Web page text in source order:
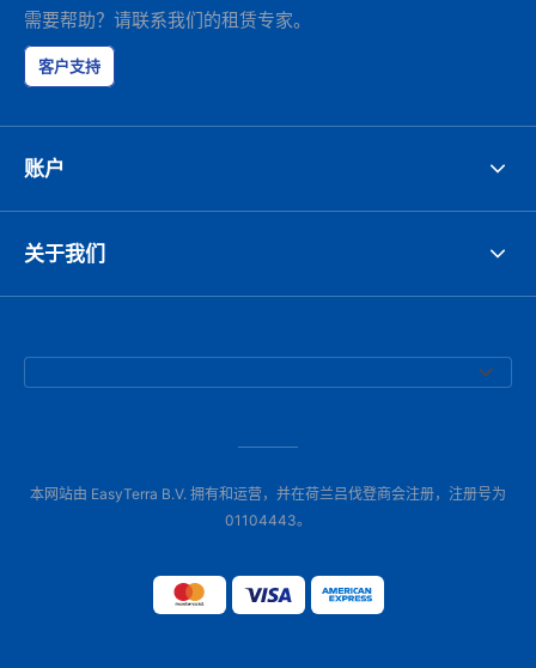
需要帮助？请联系我们的租赁专家。
客户支持
账户
关于我们
本网站由 EasyTerra B.V. 拥有和运营，并在荷兰吕伐登商会注册，注册号为
01104443。